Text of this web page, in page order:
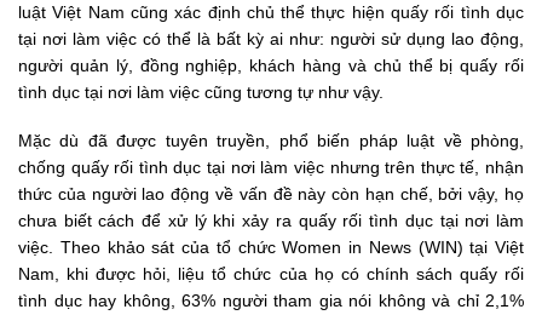
luật Việt Nam cũng xác định chủ thể thực hiện quấy rối tình dục
tại nơi làm việc có thể là bất kỳ ai như: người sử dụng lao động,
người quản lý, đồng nghiệp, khách hàng và chủ thể bị quấy rối
tình dục tại nơi làm việc cũng tương tự như vậy.
Mặc dù đã được tuyên truyền, phổ biến pháp luật về phòng,
chống quấy rối tình dục tại nơi làm việc nhưng trên thực tế, nhận
thức của người lao động về vấn đề này còn hạn chế, bởi vậy, họ
chưa biết cách để xử lý khi xảy ra quấy rối tình dục tại nơi làm
việc. Theo khảo sát của tổ chức Women in News (WIN) tại Việt
Nam, khi được hỏi, liệu tổ chức của họ có chính sách quấy rối
tình dục hay không, 63% người tham gia nói không và chỉ 2,1%